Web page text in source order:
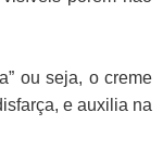
ou seja, o creme
e auxilia na